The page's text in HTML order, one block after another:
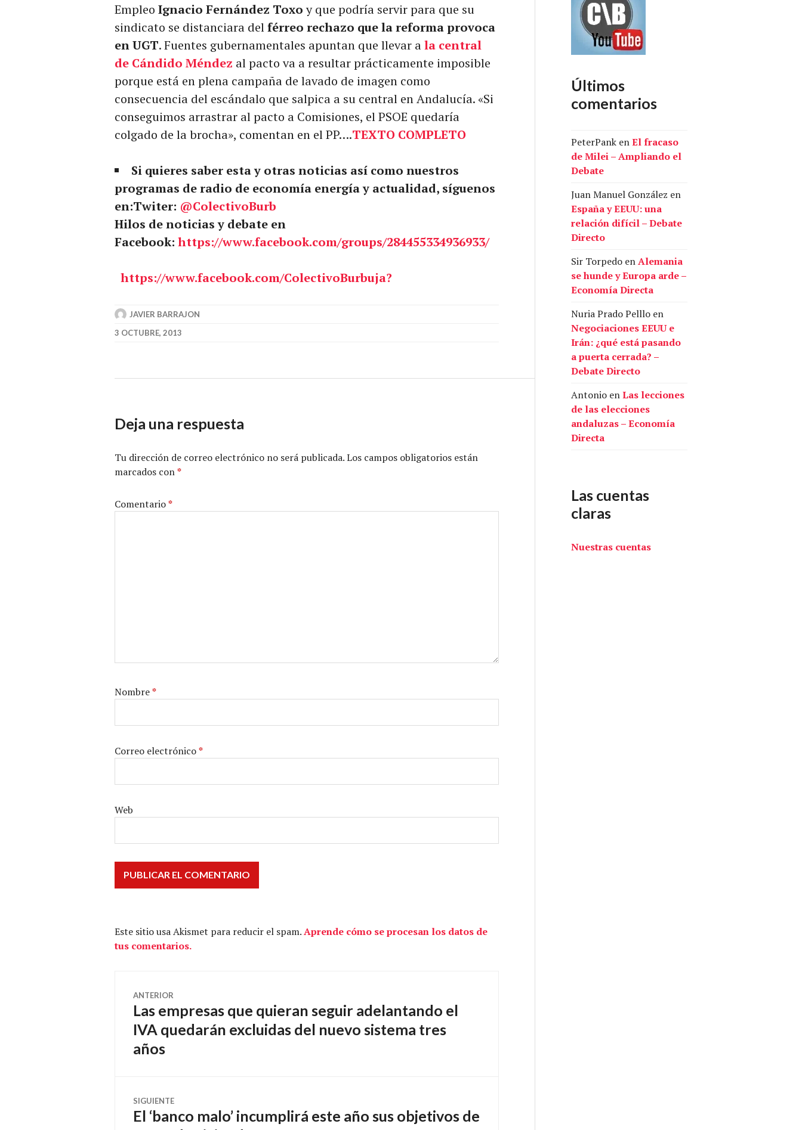
Empleo Ignacio Fernández Toxoy que podría servir para que su
sindicato se distanciara delférreo rechazo que la reforma provoca
en UGT. Fuentes gubernamentales apuntan que llevar ala central
de Cándido Méndez al pacto va a resultar prácticamente imposible
porque está en plena campaña de lavado de imagen como
consecuencia del escándalo que salpica a su central en Andalucía. «Si
conseguimos arrastrar al pacto a Comisiones, el PSOE quedaría
colgado de la brocha», comentan en el PP….TEXTO COMPLETO
Si quieres saber esta y otras noticias así como nuestros
programas de radio de economía energía y actualidad, síguenos
en:Twiter: @ColectivoBurb
Hilos de noticias y debate en
Facebook: https://www.facebook.com/groups/284455334936933/
https://www.facebook.com/ColectivoBurbuja?
JAVIER BARRAJON
3 OCTUBRE, 2013
Deja una respuesta
Tu dirección de correo electrónico no será publicada.Los campos obligatorios están
marcados con*
Comentario*
Nombre*
Correo electrónico*
Web
Este sitio usa Akismet para reducir el spam.Aprende cómo se procesan los datos de
tus comentarios.
Navegación
de
entradas
ANTERIOR
Entrada
anterior:
Las empresas que quieran seguir adelantando el
IVA quedarán excluidas del nuevo sistema tres
años
SIGUIENTE
Entrada
El ‘banco malo’ incumplirá este año sus objetivos de
Últimos
comentarios
PeterPank enEl fracaso
de Milei – Ampliando el
Debate
Juan Manuel González en
España y EEUU: una
relación difícil – Debate
Directo
Sir Torpedo enAlemania
se hunde y Europa arde –
Economía Directa
Nuria Prado Pelllo en
Negociaciones EEUU e
Irán: ¿qué está pasando
a puerta cerrada? –
Debate Directo
Antonio enLas lecciones
de las elecciones
andaluzas – Economía
Directa
Las cuentas
claras
Nuestras cuentas